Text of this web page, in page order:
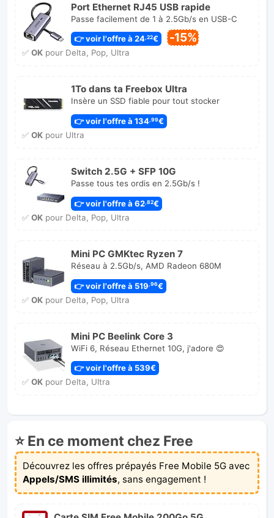
Port Ethernet RJ45 USB rapide
Passe facilement de 1 à 2.5Gb/s en USB-C
👉 voir l'offre à 24 ,22€ -15%
✅ OKpour Delta, Pop, Ultra
1To dans ta Freebox Ultra
Insère un SSD fiable pour tout stocker
👉 voir l'offre à 134 ,99€
✅ OKpour Ultra
Switch 2.5G + SFP 10G
Passe tous tes ordis en 2.5Gb/s !
👉 voir l'offre à 62,82€
✅ OKpour Delta, Pop, Ultra
Mini PC GMKtec Ryzen 7
Réseau à 2.5Gb/s, AMD Radeon 680M
👉 voir l'offre à 519 ,96€
✅ OKpour Delta, Pop, Ultra
Mini PC Beelink Core 3
WiFi 6, Réseau Ethernet 10G, j'adore 😍
👉 voir l'offre à 539€
✅ OKpour Delta, Ultra
⭐ En ce moment chez Free
Découvrez les offres prépayés Free Mobile 5G avec
Appels/SMS illimités, sans engagement !